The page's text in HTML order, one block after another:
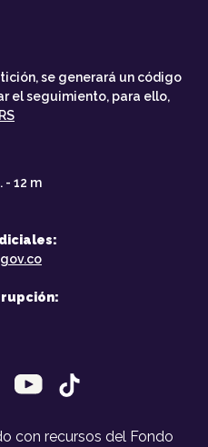
se generará un código
el seguimiento, para ello,
- 12 m
con recursos del Fondo